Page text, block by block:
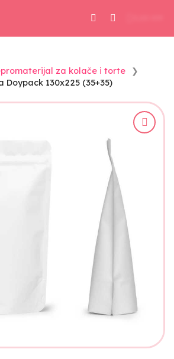
za kolače i torte
130x225 (35+35)